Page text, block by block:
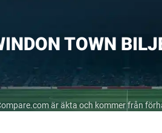
TOWN
är äkta och kommer från